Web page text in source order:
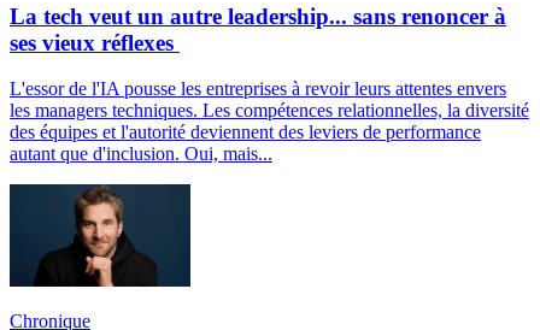
La tech veut un autre leadership... sans renoncer à
ses vieux réflexes
L'essor de l'IA pousse les entreprises à revoir leurs attentes envers
les managers techniques. Les compétences relationnelles, la diversité
des équipes et l'autorité deviennent des leviers de performance
autant que d'inclusion. Oui, mais...
Chronique